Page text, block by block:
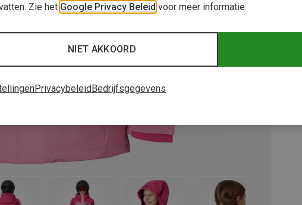
Zie het Google Privacy Beleid voor meer informatie.
NIET AKKOORD
PrivacybeleidBedrijfsgegevens